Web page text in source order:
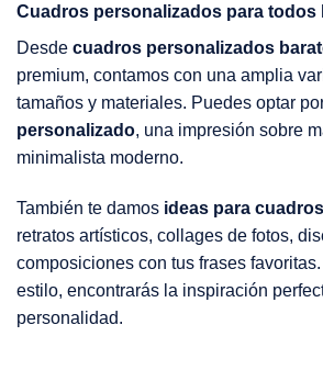
Cuadros personalizados para todos
Desde cuadros personalizados
premium, contamos con una amplia
tamaños y materiales. Puedes optar
personalizado, una impresión sobre
minimalista moderno.
También te damos ideas para
retratos artísticos, collages de fotos,
composiciones con tus frases
estilo, encontrarás la inspiración
personalidad.